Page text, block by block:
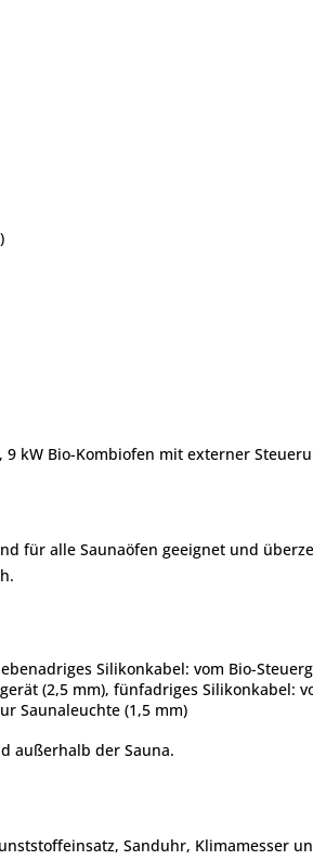
kW Bio-Kombiofen mit externer
für alle Saunaöfen geeignet und
Silikonkabel: vom Bio-
(2,5 mm), fünfadriges Silikonkabel:
Saunaleuchte (1,5 mm)
außerhalb der Sauna.
Sanduhr, Klimamesser